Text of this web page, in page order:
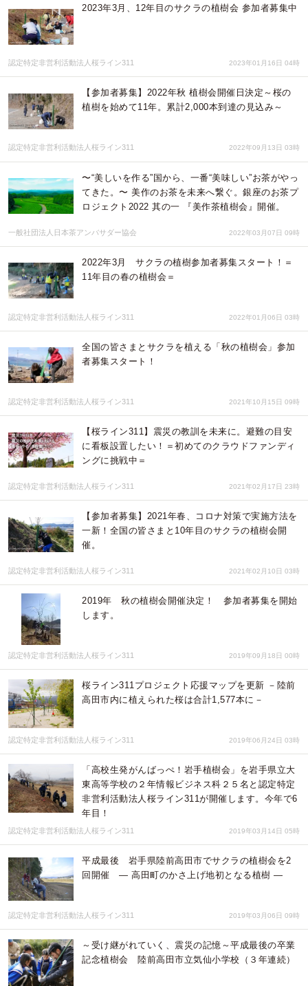
2023年3月、12年目のサクラの植樹会 参加者募集中
認定特定非営利活動法人桜ライン311 2023年01月16日 04時
【参加者募集】2022年秋 植樹会開催日決定～桜の
植樹を始めて11年。累計2,000本到達の見込み～
認定特定非営利活動法人桜ライン311 2022年09月13日 03時
〜“美しいを作る”国から、一番“美味しい”お茶がやっ
てきた。〜 美作のお茶を未来へ繋ぐ。銀座のお茶プ
ロジェクト2022 其の一 『美作茶植樹会』開催。
一般社団法人日本茶アンバサダー協会 2022年03月07日 09時
2022年3月 サクラの植樹参加者募集スタート！＝
11年目の春の植樹会＝
認定特定非営利活動法人桜ライン311 2022年01月06日 03時
全国の皆さまとサクラを植える「秋の植樹会」参加
者募集スタート！
認定特定非営利活動法人桜ライン311 2021年10月15日 09時
【桜ライン311】震災の教訓を未来に。避難の目安
に看板設置したい！＝初めてのクラウドファンディ
ングに挑戦中＝
認定特定非営利活動法人桜ライン311 2021年02月17日 23時
【参加者募集】2021年春、コロナ対策で実施方法を
一新！全国の皆さまと10年目のサクラの植樹会開
催。
認定特定非営利活動法人桜ライン311 2021年02月10日 03時
2019年 秋の植樹会開催決定！ 参加者募集を開始
します。
認定特定非営利活動法人桜ライン311 2019年09月18日 00時
桜ライン311プロジェクト応援マップを更新 －陸前
高田市内に植えられた桜は合計1,577本に－
認定特定非営利活動法人桜ライン311 2019年06月24日 03時
「高校生発がんばっぺ！岩手植樹会」を岩手県立大
東高等学校の２年情報ビジネス科２５名と認定特定
非営利活動法人桜ライン311が開催します。今年で6
年目！
認定特定非営利活動法人桜ライン311 2019年03月14日 05時
平成最後 岩手県陸前高田市でサクラの植樹会を2
回開催 ― 高田町のかさ上げ地初となる植樹 ―
認定特定非営利活動法人桜ライン311 2019年03月06日 09時
～受け継がれていく、震災の記憶～平成最後の卒業
記念植樹会 陸前高田市立気仙小学校（３年連続）